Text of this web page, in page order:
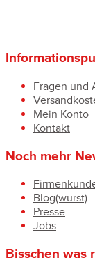
Fragen und
Mein Konto
Kontakt
Noch mehr
Blog(wurst)
Presse
Jobs
Bisschen was